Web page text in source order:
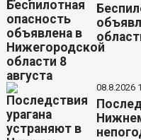
08.8.2026